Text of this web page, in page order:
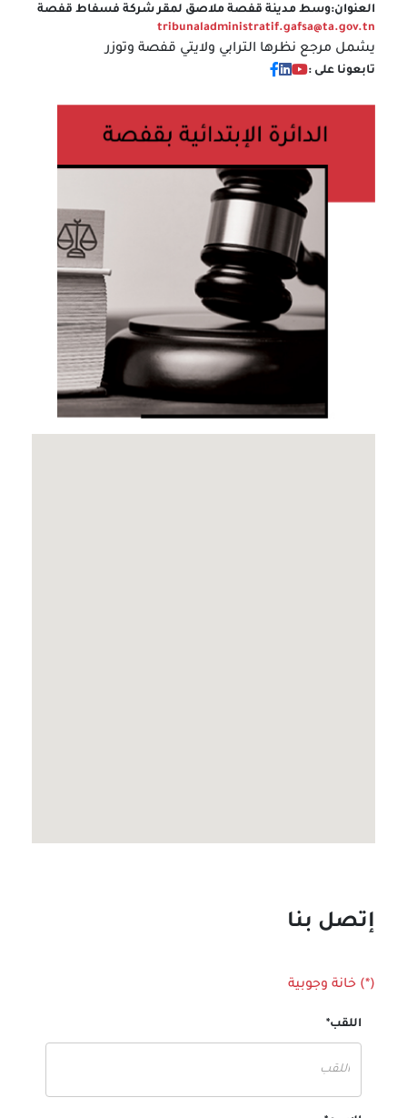
العنوان:وسط مدينة قفصة ملاصق لمقر شركة فسفاط قفصة
tribunaladministratif.gafsa@ta.gov.tn
يشمل مرجع نظرها الترابي ولايتي قفصة وتوزر
تابعونا على :
إتصل بنا
(*) خانة وجوبية
اللقب*